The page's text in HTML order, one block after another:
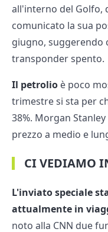
all'interno del Golfo,
comunicato la sua
giugno, suggerendo
transponder spento.
Il petrolio è poco
trimestre si sta per
38%. Morgan
prezzo a medio e
CI VEDIAMO
L'inviato speciale
attualmente in
noto alla CNN due